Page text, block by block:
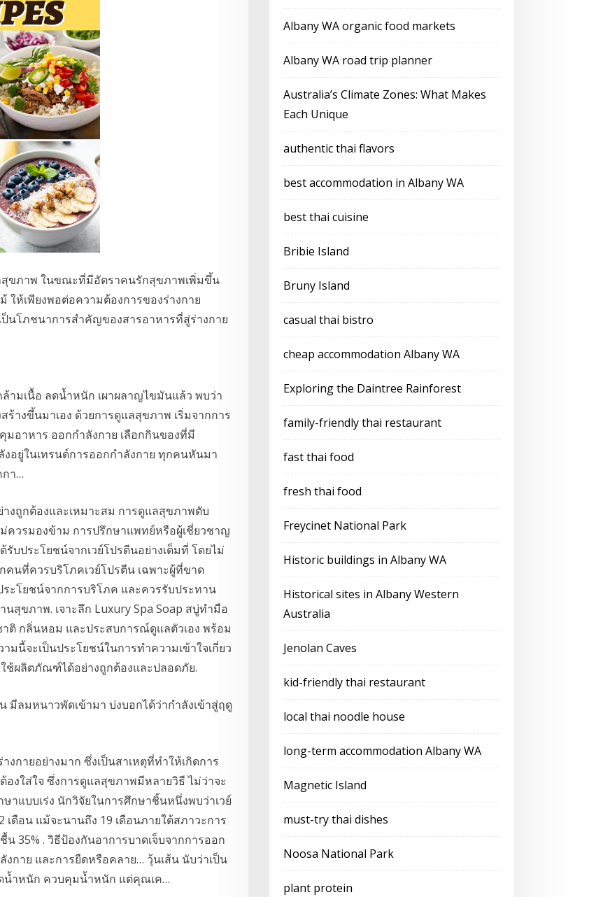
กสุขภาพ ในขณะที่มีอัตราคนรักสุขภาพเพิ่มขึ้น
ให้เพียงพอต่อความต้องการของร่างกาย
นโภชนาการสำคัญของสารอาหารที่สู่ร่างกาย
ามเนื้อ ลดน้ำหนัก เผาผลาญไขมันแล้ว พบว่า
ร้างขึ้นมาเอง ด้วยการดูแลสุขภาพ เริ่มจากการ
อาหาร ออกกำลังกาย เลือกกินของที่มี
อยู่ในเทรนด์การออกกำลังกาย ทุกคนหันมา
า…
งถูกต้องและเหมาะสม การดูแลสุขภาพตับ
ควรมองข้าม การปรึกษาแพทย์หรือผู้เชี่ยวชาญ
ประโยชน์จากเวย์โปรตีนอย่างเต็มที่ โดยไม่
นที่ควรบริโภคเวย์โปรตีน เฉพาะผู้ที่ขาด
ะโยชน์จากการบริโภค และควรรับประทาน
สุขภาพ. เจาะลึก Luxury Spa Soap สบู่ทำมือ
กลิ่นหอม และประสบการณ์ดูแลตัวเอง พร้อม
นี้จะเป็นประโยชน์ในการทำความเข้าใจเกี่ยว
ช้ผลิตภัณฑ์ได้อย่างถูกต้องและปลอดภัย.
มีลมหนาวพัดเข้ามา บ่งบอกได้ว่ากำลังเข้าสู่ฤดู
กายอย่างมาก ซึ่งเป็นสาเหตุที่ทำให้เกิดการ
งใส่ใจ ซึ่งการดูแลสุขภาพมีหลายวิธี ไม่ว่าจะ
าแบบเร่ง นักวิจัยในการศึกษาชิ้นหนึ่งพบว่าเวย์
ดือน แม้จะนานถึง 19 เดือนภายใต้สภาวะการ
น 35% . วิธีป้องกันอาการบาดเจ็บจากการออก
กาย และการยืดหรือคลาย… วุ้นเส้น นับว่าเป็น
น้ำหนัก ควบคุมน้ำหนัก แต่คุณเค…
Albany WA organic food markets
Albany WA road trip planner
Australia’s Climate Zones: What Makes
Each Unique
authentic thai flavors
best accommodation in Albany WA
best thai cuisine
Bribie Island
Bruny Island
casual thai bistro
cheap accommodation Albany WA
Exploring the Daintree Rainforest
family-friendly thai restaurant
fast thai food
fresh thai food
Freycinet National Park
Historic buildings in Albany WA
Historical sites in Albany Western
Australia
Jenolan Caves
kid-friendly thai restaurant
local thai noodle house
long-term accommodation Albany WA
Magnetic Island
must-try thai dishes
Noosa National Park
plant protein